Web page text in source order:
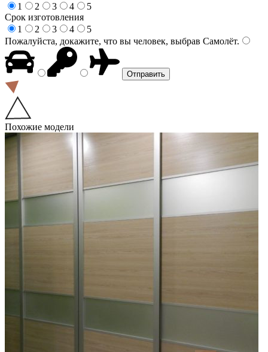
1
2 3 4
5
Срок изготовления
1
2 3 4
5
Пожалуйста, докажите, что вы человек, выбрав Самолёт.
Похожие модели